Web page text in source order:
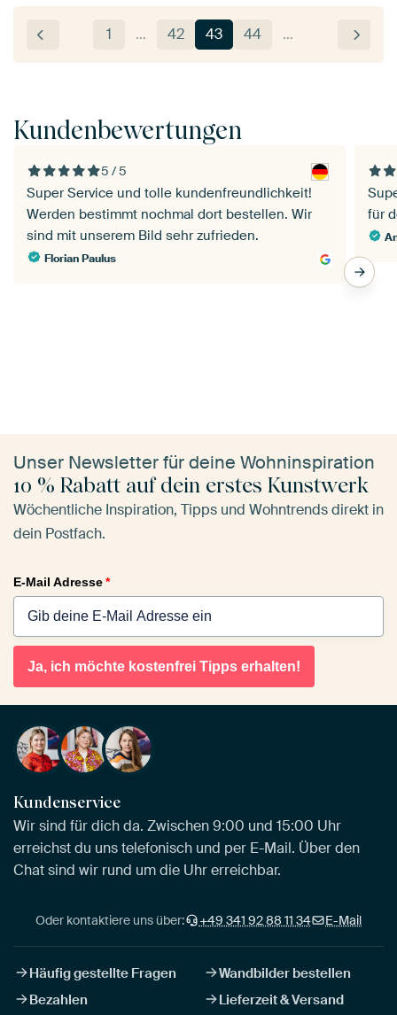
1 … 42 43 44 …
Kundenbewertungen
5 / 5
Super Service und tolle kundenfreundlichkeit!
Werden bestimmt nochmal dort bestellen. Wir
sind mit unserem Bild sehr zufrieden.
Florian Paulus
für
Unser Newsletter für deine Wohninspiration
10 % Rabatt auf dein erstes Kunstwerk
Wöchentliche Inspiration, Tipps und Wohntrends direkt in
dein Postfach.
E-Mail Adresse*
Ja, ich möchte kostenfrei Tipps erhalten!
Kundenservice
Wir sind für dich da. Zwischen 9:00 und 15:00 Uhr
erreichst du uns telefonisch und per E-Mail. Über den
Chat sind wir rund um die Uhr erreichbar.
Oder kontaktiere uns über: +49 341 92 88 11 34 E-Mail
Häufig gestellte Fragen
Wandbilder bestellen
Bezahlen
Lieferzeit & Versand